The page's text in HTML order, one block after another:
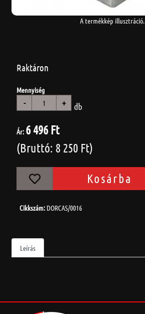
A termékkép illusztráció.
Raktáron
Mennyiség
- + db
Ár: 6 496 Ft
(Bruttó: 8 250 Ft)
Kosárba
Cikkszám: DORCAS/0016
Leírás